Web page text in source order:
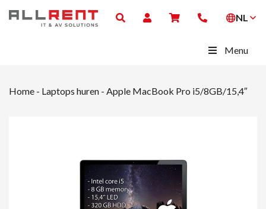
NL
Menu
Home - Laptops huren - Apple MacBook Pro i5/8GB/15,4″